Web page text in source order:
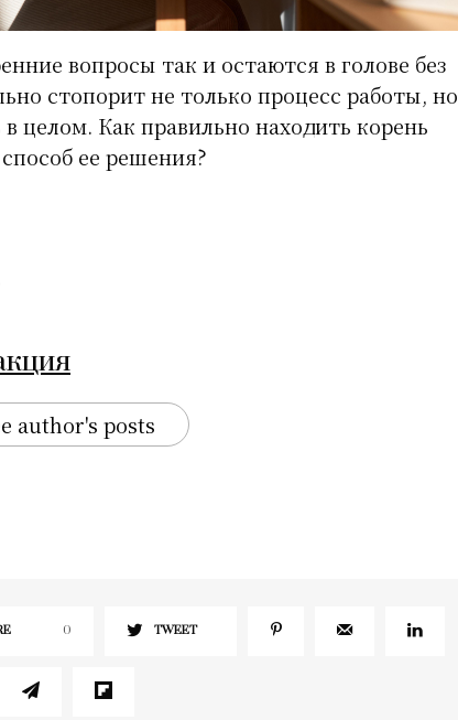
вопросы так и остаются в голове без
стопорит не только процесс работы, но
целом. Как правильно находить корень
ее решения?
author's posts
0 TWEET